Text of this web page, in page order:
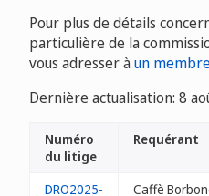
Pour plus de détails
particulière de la
vous adresser àun
Dernière actualisation: 8
Numéro
du litige
Requérant
DRO2025-
Caffè